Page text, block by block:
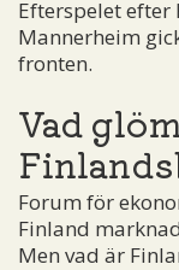
Efterspelet
Mannerheim
fronten.
Vad
Forum för
Finland
Men vad är